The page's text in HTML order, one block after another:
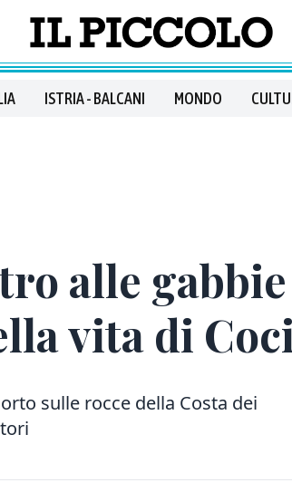
ISTRIA - BALCANI MONDO
alle
vita di
sulle rocce della Costa dei